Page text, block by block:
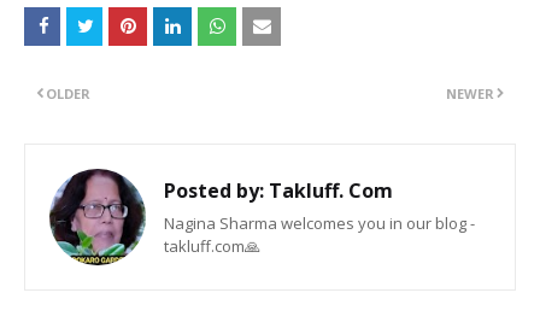
NEWER
OLDER
Posted by: Takluff. Com
Nagina Sharma welcomes you in our blog -
takluff.com🙏